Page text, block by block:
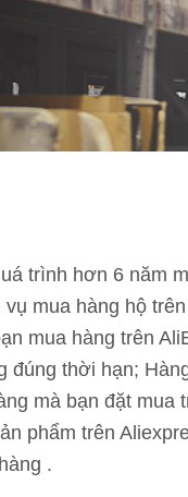
trình hơn 6 năm
vụ mua hàng hộ
mua hàng trên
đúng thời hạn;
mà bạn đặt mua
phẩm trên
.